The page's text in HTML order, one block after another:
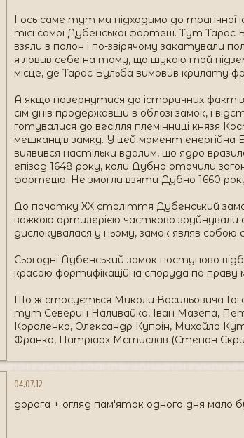
І ось саме тут ми підходимо до трагічної
тієї самої Дубенської фортеці. Тут
взяли в полон і по-звірячому закатували
я ловив себе на тому, що шукаю той
місце, де Тарас Бульба вимовив крилату
А якщо повернутися до історичних
сім днів продержавши в облозі замок, і
готувалися до весілля племінниці князя
мешканців замку. У цей момент енергійна
виявився настільки вдалим, що ядро
епізод 1648 року, коли Дубно оточили
фортецю. Не змогли взяти Дубно 1660
До початку XX століття Дубенський
важкою артилерією частково зруйнували
дислокувалася у ньому, замок являв собою
Сьогодні Дубенський замок поступово
красою фортифікаційна споруда по праву
Що ж стосується Миколи Васильовича
тут Северин Наливайко, Іван Мазепа,
Короленко, Олександр Купрін, Михайло
Франко, Патріарх Мстислав (Степан
04.07.12
дорога + огляд пам'яток одного дня мало